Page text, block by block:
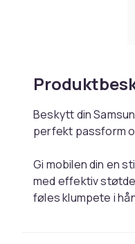
Beskytt din
perfekt passform
Gi mobilen din en
med effektiv
føles klumpete i
som reduserer